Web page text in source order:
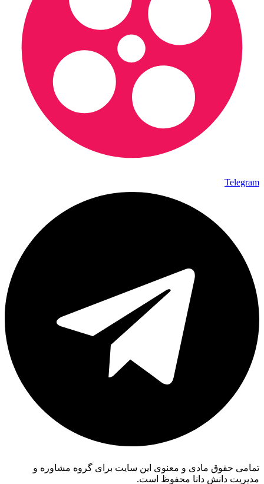
Telegram
تمامی حقوق مادی و معنوی این سایت برای گروه مشاوره و
مدیریت دانش دانا محفوظ است.